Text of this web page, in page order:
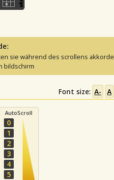
sie während des scrollens akkorde
bildschirm
Font size: A- A
AutoScroll
0
1
2
3
4
5